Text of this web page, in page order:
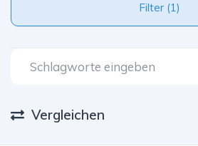
Filter (1)
Vergleichen